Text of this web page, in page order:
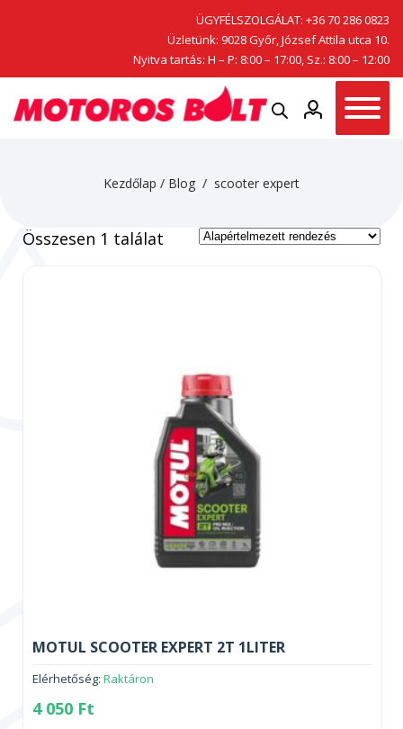
ÜGYFÉLSZOLGÁLAT: +36 70 286 0823
Üzletünk: 9028 Győr, József Attila utca 10.
Nyitva tartás: H – P: 8:00 – 17:00, Sz.: 8:00 – 12:00
Kezdőlap / Blog / scooter expert
Összesen 1 találat
MOTUL SCOOTER EXPERT 2T 1LITER
Elérhetőség: Raktáron
4 050 Ft